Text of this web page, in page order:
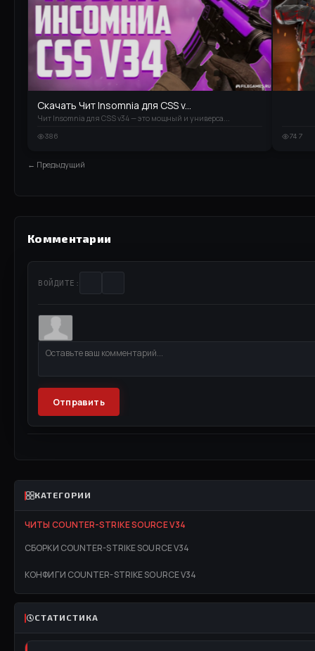
Скачать Чит Insomnia для CSS v...
Чит Insomnia для CSS v34 — это мощный и универса...
386
← Предыдущий
747
Комментарии
ВОЙДИТЕ:
Отправить
КАТЕГОРИИ
ЧИТЫ COUNTER-STRIKE SOURCE V34
СБОРКИ COUNTER-STRIKE SOURCE V34
КОНФИГИ COUNTER-STRIKE SOURCE V34
СТАТИСТИКА